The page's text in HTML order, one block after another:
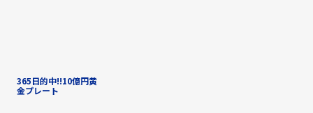
365日的中!!10億円黄
金プレート